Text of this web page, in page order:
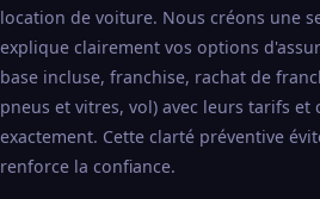
location de voiture. Nous créons une
explique clairement vos options
base incluse, franchise, rachat de
pneus et vitres, vol) avec leurs tarifs et
exactement. Cette clarté préventive
renforce la confiance.